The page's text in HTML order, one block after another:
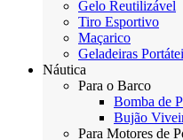
Gelo Reutilizável
Tiro Esportivo
Maçarico
Geladeiras
Náutica
Para o Barco
Bomba de
Bujão
Para Motores de